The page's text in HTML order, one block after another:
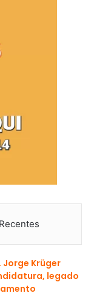
Recentes
Krüger
legado